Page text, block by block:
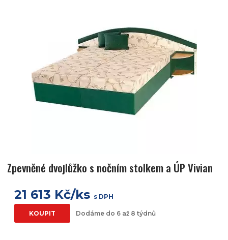
Zpevněné dvojlůžko s nočním stolkem a ÚP Vivian
21 613 Kč/ks s DPH
KOUPIT Dodáme do 6 až 8 týdnů